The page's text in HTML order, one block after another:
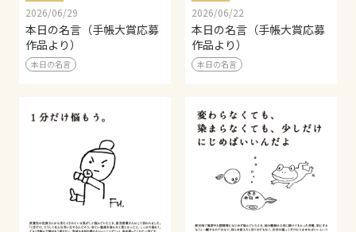
2026/06/29
本日の名言（手帳大賞応募
作品より）
本日の名言
2026/06/22
本日の名言（手帳大賞応募
作品より）
本日の名言